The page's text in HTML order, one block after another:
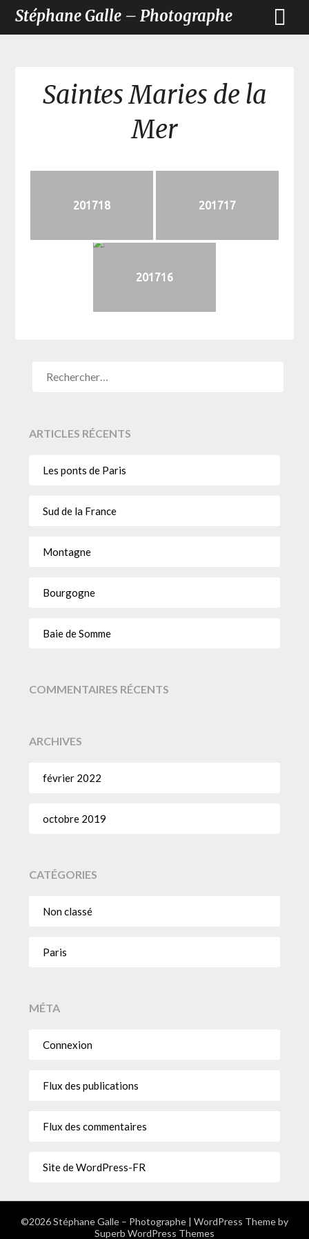
Stéphane Galle – Photographe
Saintes Maries de la
Mer
201718 201717
201716
ARTICLES RÉCENTS
Les ponts de Paris
Sud de la France
Montagne
Bourgogne
Baie de Somme
COMMENTAIRES RÉCENTS
ARCHIVES
février 2022
octobre 2019
CATÉGORIES
Non classé
Paris
MÉTA
Connexion
Flux des publications
Flux des commentaires
Site de WordPress-FR
©2026 Stéphane Galle – Photographe | WordPress Theme by
Superb WordPress Themes